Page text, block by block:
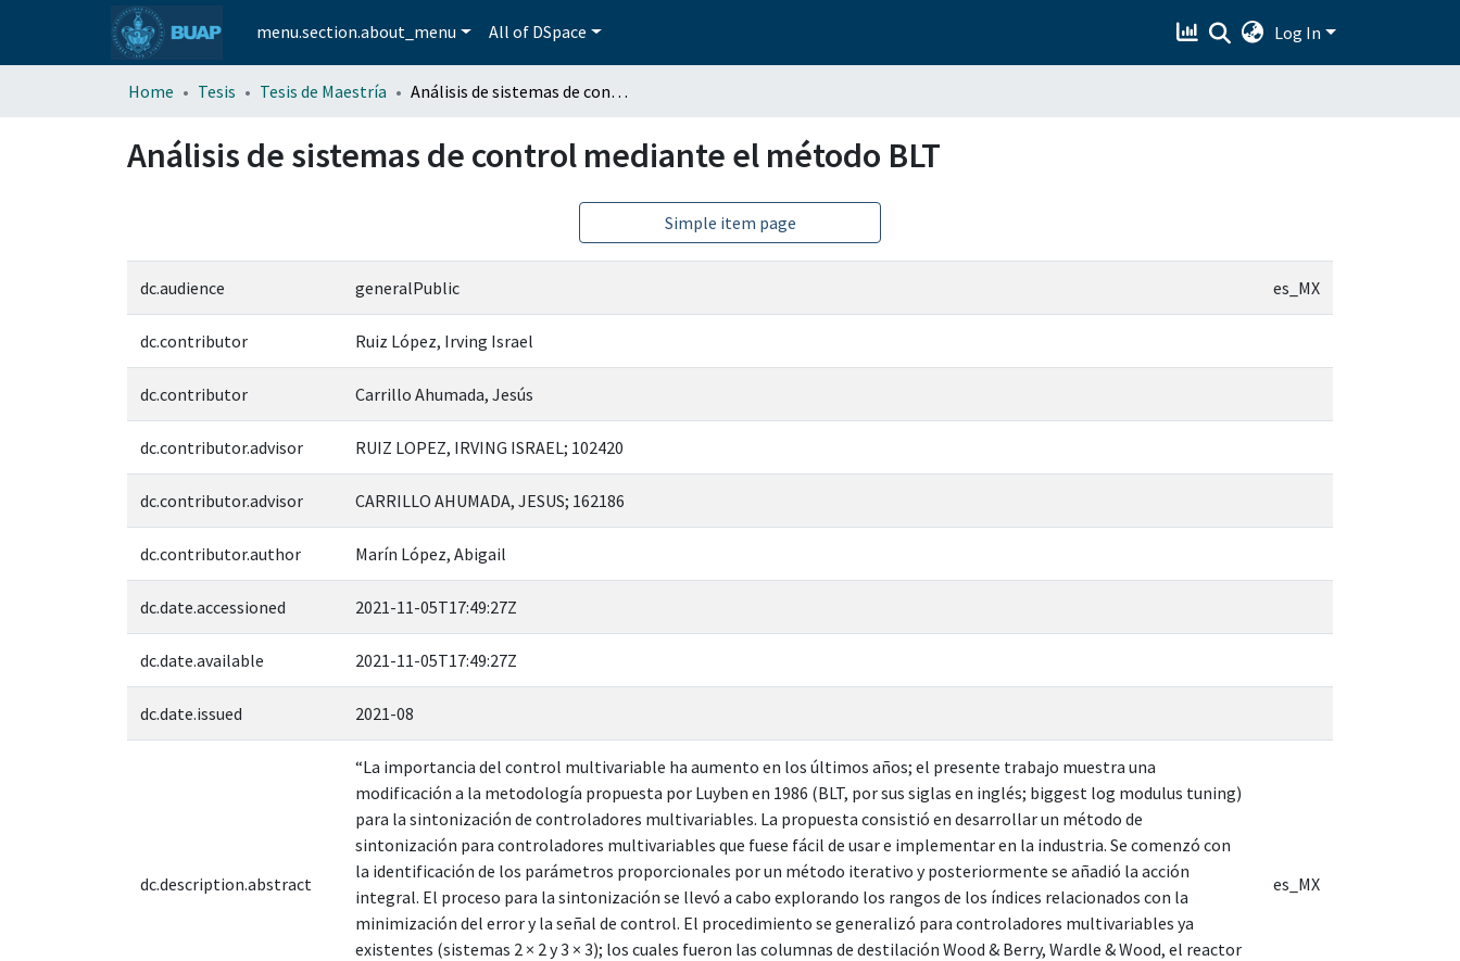
menu.section.about_menu All of DSpace Log In
Home Tesis Tesis de Maestría Análisis de sistemas de control mediante el método BLT
Análisis de sistemas de control mediante el método BLT
Simple item page
dc.audience generalPublic es_MX
dc.contributor Ruiz López, Irving Israel
dc.contributor Carrillo Ahumada, Jesús
dc.contributor.advisor RUIZ LOPEZ, IRVING ISRAEL; 102420
dc.contributor.advisor CARRILLO AHUMADA, JESUS; 162186
dc.contributor.author Marín López, Abigail
dc.date.accessioned 2021-11-05T17:49:27Z
dc.date.available 2021-11-05T17:49:27Z
dc.date.issued 2021-08
dc.description.abstract
“La importancia del control multivariable ha aumento en los últimos años; el presente trabajo muestra una
modificación a la metodología propuesta por Luyben en 1986 (BLT, por sus siglas en inglés; biggest log modulus tuning)
para la sintonización de controladores multivariables. La propuesta consistió en desarrollar un método de
sintonización para controladores multivariables que fuese fácil de usar e implementar en la industria. Se comenzó con
la identificación de los parámetros proporcionales por un método iterativo y posteriormente se añadió la acción
integral. El proceso para la sintonización se llevó a cabo explorando los rangos de los índices relacionados con la
minimización del error y la señal de control. El procedimiento se generalizó para controladores multivariables ya
existentes (sistemas 2 × 2 y 3 × 3); los cuales fueron las columnas de destilación Wood & Berry, Wardle & Wood, el reactor
es_MX